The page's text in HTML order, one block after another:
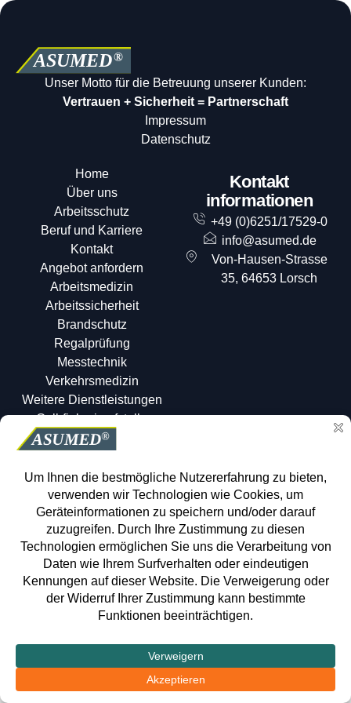
Unser Motto für die Betreuung unserer Kunden:
Vertrauen + Sicherheit = Partnerschaft
Impressum
Datenschutz
Home
Über uns
Arbeitsschutz
Beruf und Karriere
Kontakt
Angebot anfordern
Arbeitsmedizin
Arbeitssicherheit
Brandschutz
Regalprüfung
Messtechnik
Verkehrsmedizin
Weitere Dienstleistungen
Gelbfieberimpfstelle
Eignungsuntersuchungen
Kontakt
informationen
+49 (0)6251/17529-0
info@asumed.de
Von-Hausen-Strasse
35, 64653 Lorsch
©2026 ASUMED, alle Rechte vorbehalten.